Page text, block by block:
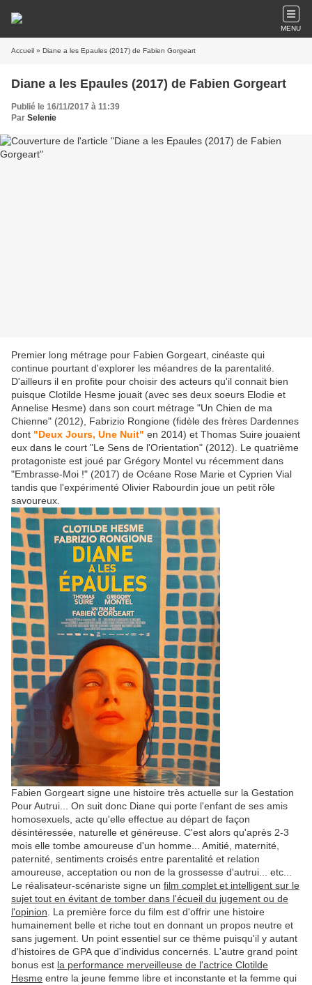
MENU
Accueil » Diane a les Epaules (2017) de Fabien Gorgeart
Diane a les Epaules (2017) de Fabien Gorgeart
Publié le 16/11/2017 à 11:39
Par Selenie
Premier long métrage pour Fabien Gorgeart, cinéaste qui
continue pourtant d'explorer les méandres de la parentalité.
D'ailleurs il en profite pour choisir des acteurs qu'il connait bien
puisque Clotilde Hesme jouait (avec ses deux soeurs Elodie et
Annelise Hesme) dans son court métrage "Un Chien de ma
Chienne" (2012), Fabrizio Rongione (fidèle des frères Dardennes
dont "Deux Jours, Une Nuit" en 2014) et Thomas Suire jouaient
eux dans le court "Le Sens de l'Orientation" (2012). Le quatrième
protagoniste est joué par Grégory Montel vu récemment dans
"Embrasse-Moi !" (2017) de Océane Rose Marie et Cyprien Vial
tandis que l'expérimenté Olivier Rabourdin joue un petit rôle
savoureux.
Fabien Gorgeart signe une histoire très actuelle sur la Gestation
Pour Autrui... On suit donc Diane qui porte l'enfant de ses amis
homosexuels, acte qu'elle effectue au départ de façon
désintéressée, naturelle et généreuse. C'est alors qu'après 2-3
mois elle tombe amoureuse d'un homme... Amitié, maternité,
paternité, sentiments croisés entre parentalité et relation
amoureuse, acceptation ou non de la grossesse d'autrui... etc...
Le réalisateur-scénariste signe un film complet et intelligent sur le
sujet tout en évitant de tomber dans l'écueil du jugement ou de
l'opinion . La première force du film est d'offrir une histoire
humainement belle et riche tout en donnant un propos neutre et
sans jugement. Un point essentiel sur ce thème puisqu'il y autant
d'histoires de GPA que d'individus concernés. L'autre grand point
bonus est la performance merveilleuse de l'actrice Clotilde
Hesme entre la jeune femme libre et inconstante et la femme qui